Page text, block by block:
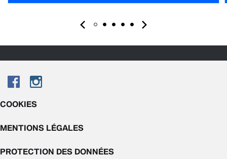
COOKIES
MENTIONS LÉGALES
PROTECTION DES DONNÉES